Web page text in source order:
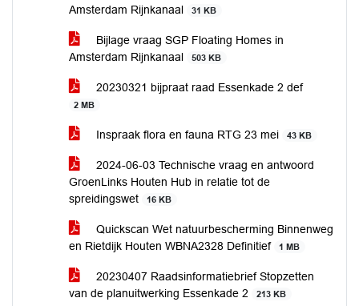
Amsterdam Rijnkanaal
31 KB
Bijlage vraag SGP Floating Homes in
Amsterdam Rijnkanaal
503 KB
20230321 bijpraat raad Essenkade 2 def
2 MB
Inspraak flora en fauna RTG 23 mei 43 KB
2024-06-03 Technische vraag en antwoord
GroenLinks Houten Hub in relatie tot de
spreidingswet
16 KB
Quickscan Wet natuurbescherming Binnenweg
en Rietdijk Houten WBNA2328 Definitief
1 MB
20230407 Raadsinformatiebrief Stopzetten
van de planuitwerking Essenkade 2
213 KB